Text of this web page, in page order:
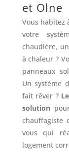
et Olne
Vous habitez
votre
chaudière,
à chaleur ?
panneaux
Un système
fait rêver ?
solution
chauffagiste
vous qui
logement